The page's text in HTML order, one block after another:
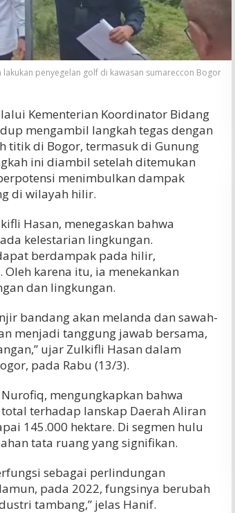
lakukan penyegelan golf di kawasan sumareccon Bogor
Kementerian Koordinator Bidang
mengambil langkah tegas dengan
titik di Bogor, termasuk di Gunung
ini diambil setelah ditemukan
menimbulkan dampak
di wilayah hilir.
Hasan, menegaskan bahwa
kelestarian lingkungan.
berdampak pada hilir,
karena itu, ia menekankan
dan lingkungan.
bandang akan melanda dan sawah-
menjadi tanggung jawab bersama,
ujar Zulkifli Hasan dalam
pada Rabu (13/3).
mengungkapkan bahwa
terhadap lanskap Daerah Aliran
145.000 hektare. Di segmen hulu
tata ruang yang signifikan.
sebagai perlindungan
pada 2022, fungsinya berubah
tambang,” jelas Hanif.